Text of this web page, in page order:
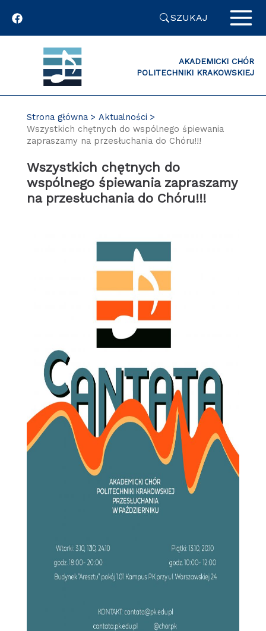
SZUKAJ
AKADEMICKI CHÓR
POLITECHNIKI KRAKOWSKIEJ
Strona główna
Aktualności
Wszystkich chętnych do wspólnego śpiewania
zapraszamy na przesłuchania do Chóru!!!
Wszystkich chętnych do
wspólnego śpiewania zapraszamy
na przesłuchania do Chóru!!!